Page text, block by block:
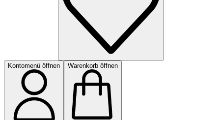
Kontomenü öffnen Warenkorb öffnen